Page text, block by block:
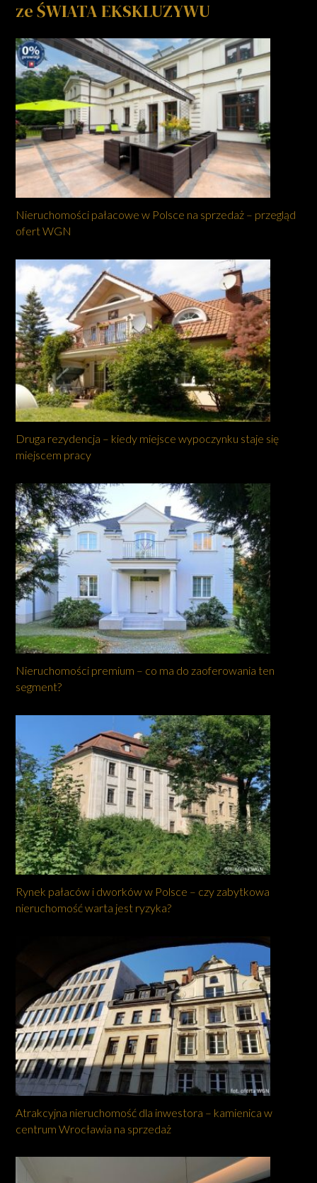
ze ŚWIATA EKSKLUZYWU
Nieruchomości pałacowe w Polsce na sprzedaż – przegląd
ofert WGN
Druga rezydencja – kiedy miejsce wypoczynku staje się
miejscem pracy
Nieruchomości premium – co ma do zaoferowania ten
segment?
Rynek pałaców i dworków w Polsce – czy zabytkowa
nieruchomość warta jest ryzyka?
Atrakcyjna nieruchomość dla inwestora – kamienica w
centrum Wrocławia na sprzedaż